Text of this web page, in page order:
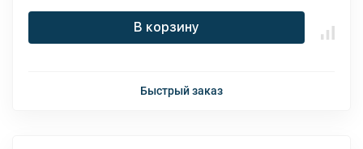
В корзину
Быстрый заказ